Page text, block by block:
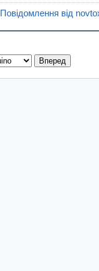
Повідомлення від